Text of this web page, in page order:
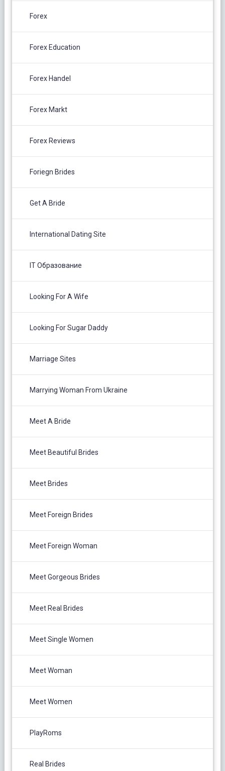
Forex
Forex Education
Forex Handel
Forex Markt
Forex Reviews
Foriegn Brides
Get A Bride
International Dating Site
IT Образование
Looking For A Wife
Looking For Sugar Daddy
Marriage Sites
Marrying Woman From Ukraine
Meet A Bride
Meet Beautiful Brides
Meet Brides
Meet Foreign Brides
Meet Foreign Woman
Meet Gorgeous Brides
Meet Real Brides
Meet Single Women
Meet Woman
Meet Women
PlayRoms
Real Brides